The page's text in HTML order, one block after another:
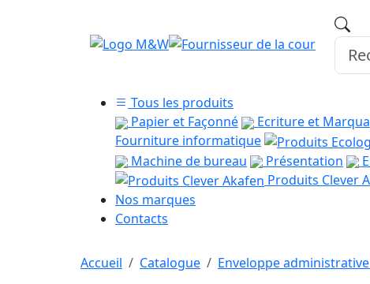
Tous les produits
Papier et Façonné
Ecriture et
Fourniture informatique
Machine de bureau
Présentation
Produits Clever
Nos marques
Contacts
Accueil Catalogue Enveloppe